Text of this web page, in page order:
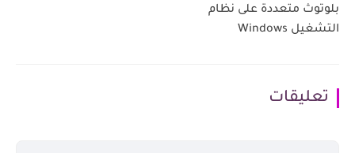
بلوتوث متعددة على نظام
التشغيل Windows
تعليقات